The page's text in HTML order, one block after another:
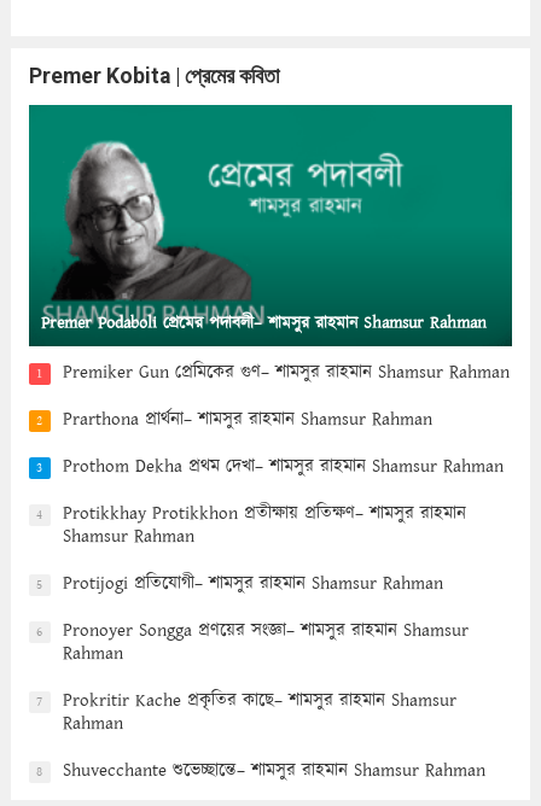
Premer Kobita | প্রেমের কবিতা
Premer Podaboli প্রেমের পদাবলী– শামসুর রাহমান Shamsur Rahman
1 Premiker Gun প্রেমিকের গুণ– শামসুর রাহমান Shamsur Rahman
2 Prarthona প্রার্থনা– শামসুর রাহমান Shamsur Rahman
3 Prothom Dekha প্রথম দেখা– শামসুর রাহমান Shamsur Rahman
4
Protikkhay Protikkhon প্রতীক্ষায় প্রতিক্ষণ– শামসুর রাহমান
Shamsur Rahman
5 Protijogi প্রতিযোগী– শামসুর রাহমান Shamsur Rahman
6
Pronoyer Songga প্রণয়ের সংজ্ঞা– শামসুর রাহমান Shamsur
Rahman
7
Prokritir Kache প্রকৃতির কাছে– শামসুর রাহমান Shamsur
Rahman
8 Shuvecchante শুভেচ্ছান্তে– শামসুর রাহমান Shamsur Rahman